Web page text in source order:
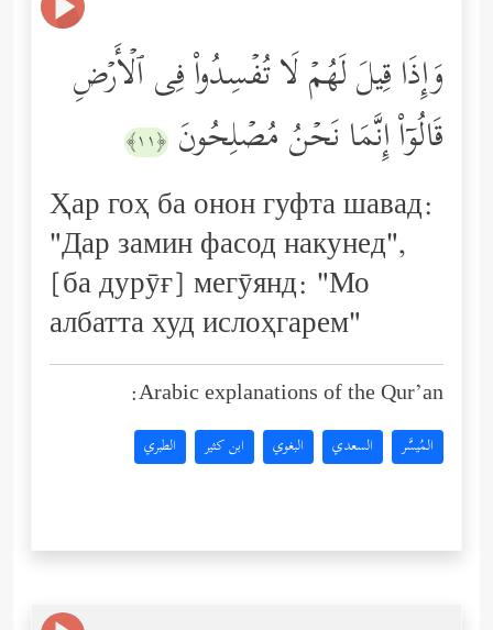
وَإِذَا قِیلَ لَهُمۡ لَا تُفۡسِدُواْ فِی ٱلۡأَرۡضِ
قَالُوۤاْ إِنَّمَا نَحۡنُ مُصۡلِحُونَ ﴿١١﴾
Ҳар гоҳ ба онон гуфта шавад:
"Дар замин фасод накунед",
[ба дурӯғ] мегӯянд: "Мо
албатта худ ислоҳгарем"
Arabic explanations of the Qur’an:
المُيسَّر السعدي البغوي ابن كثير الطبري